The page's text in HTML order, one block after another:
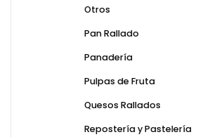
Otros
Pan Rallado
Panadería
Pulpas de Fruta
Quesos Rallados
Repostería y Pastelería